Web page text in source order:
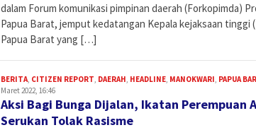
dalam Forum komunikasi pimpinan daerah (Forkopimda)
Papua Barat, jemput kedatangan Kepala kejaksaan tinggi
Papua Barat yang […]
BERITA, CITIZEN REPORT, DAERAH, HEADLINE, MANOKWARI, PAPUA
Maret 2022, 16:46
Aksi Bagi Bunga Dijalan, Ikatan Perempuan
Serukan Tolak Rasisme